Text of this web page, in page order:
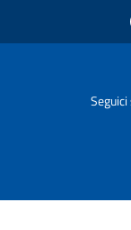
Seguici